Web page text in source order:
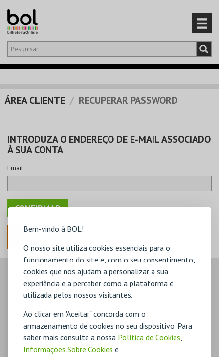
Bem-vindo à BOL!
O nosso site utiliza cookies essenciais para o
funcionamento do site e, com o seu consentimento,
cookies que nos ajudam a personalizar a sua
experiência e a perceber como a plataforma é
utilizada pelos nossos visitantes.
Ao clicar em "Aceitar" concorda com o
armazenamento de cookies no seu dispositivo. Para
saber mais consulte a nossa Política de Cookies
Informações Sobre Cookies e
Olá,iniciar sessão
EVENTOS
CARTÕES
PRODUTOS
ÁREA CLIENTE RECUPERAR PASSWORD
INTRODUZA O ENDEREÇO DE E-MAIL ASSOCIADO
À SUA CONTA
Email